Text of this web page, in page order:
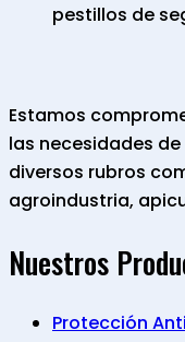
pestillos de
Estamos
las necesidades
diversos rubros
agroindustria,
Nuestros
Protección